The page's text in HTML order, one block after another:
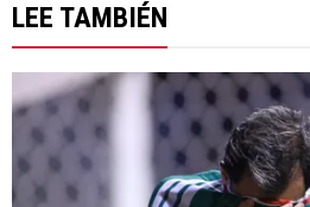
LEE TAMBIÉN